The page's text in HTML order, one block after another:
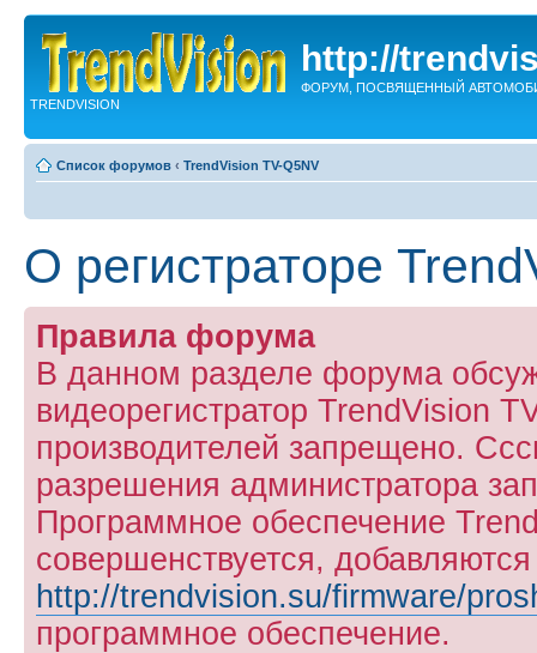
http://
ФОРУМ, ПОСВЯЩЕННЫЙ
TRENDVISION
Список форумов ‹ TrendVision TV-Q5NV
О регистраторе
Правила форума
В данном разделе форума
видеорегистратор TrendVision
производителей запрещено.
разрешения администратора
Программное обеспечение
совершенствуется,
http://trendvision.su/firmware/
программное обеспечение.